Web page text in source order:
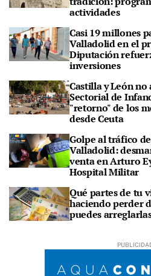
actividades
Casi 19 millones
Valladolid en el
Diputación
inversiones
Castilla y León
Sectorial de
"retorno" de los
desde Ceuta
Golpe al tráfico
Valladolid:
venta en Arturo
Hospital Militar
Qué partes de tu
haciendo perder
puedes